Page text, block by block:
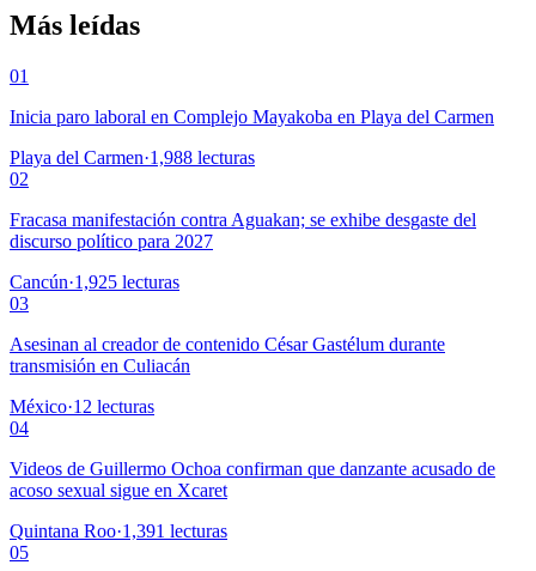
Más leídas
01
Inicia paro laboral en Complejo Mayakoba en Playa del Carmen
Playa del Carmen·1,988 lecturas
02
Fracasa manifestación contra Aguakan; se exhibe desgaste del
discurso político para 2027
Cancún·1,925 lecturas
03
Asesinan al creador de contenido César Gastélum durante
transmisión en Culiacán
México·12 lecturas
04
Videos de Guillermo Ochoa confirman que danzante acusado de
acoso sexual sigue en Xcaret
Quintana Roo·1,391 lecturas
05